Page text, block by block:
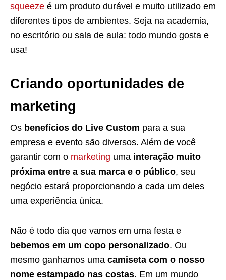
squeeze é um produto durável e muito utilizado em
diferentes tipos de ambientes. Seja na academia,
no escritório ou sala de aula: todo mundo gosta e
usa!
Criando oportunidades de
marketing
Os benefícios do Live Custom para a sua
empresa e evento são diversos. Além de você
garantir com o marketing uma interação muito
próxima entre a sua marca e o público, seu
negócio estará proporcionando a cada um deles
uma experiência única.
Não é todo dia que vamos em uma festa e
bebemos em um copo personalizado. Ou
mesmo ganhamos uma camiseta com o nosso
nome estampado nas costas. Em um mundo